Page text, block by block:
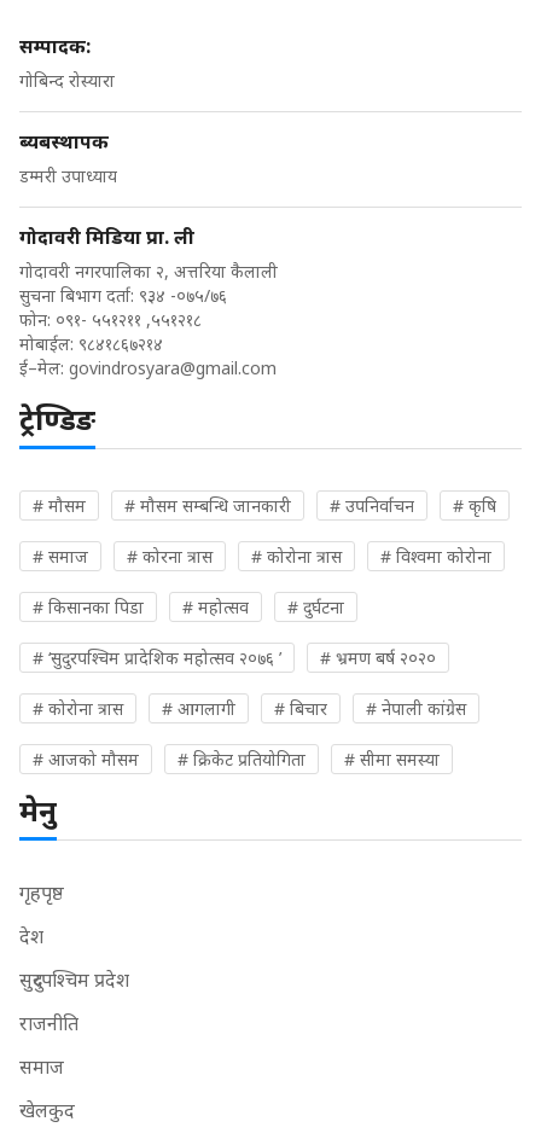
सम्पादक:
गोबिन्द रोस्यारा
ब्यबस्थापक
डम्मरी उपाध्याय
गोदावरी मिडिया प्रा. ली
गोदावरी नगरपालिका २, अत्तरिया कैलाली
सुचना बिभाग दर्ता: ९३४ -०७५/७६
फोन: ०९१- ५५१२११ ,५५१२१८
मोबाईल: ९८४१८६७२१४
ई–मेल: govindrosyara@gmail.com
ट्रेण्डिङ
# मौसम # मौसम सम्बन्धि जानकारी # उपनिर्वाचन # कृषि
# समाज # कोरना त्रास # कोरोना त्रास # विश्वमा कोरोना
# किसानका पिडा # महोत्सव # दुर्घटना
# ‘सुदुरपश्चिम प्रादेशिक महोत्सव २०७६ ’ # भ्रमण बर्ष २०२०
# कोरोना त्रास # आगलागी # बिचार # नेपाली कांग्रेस
# आजको मौसम # क्रिकेट प्रतियोगिता # सीमा समस्या
मेनु
गृहपृष्ठ
देश
सुदुरपश्चिम प्रदेश
राजनीति
समाज
खेलकुद